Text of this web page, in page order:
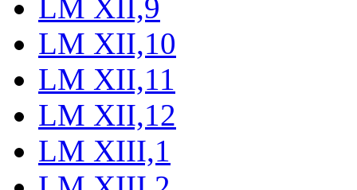
LM XII,9
LM XII,10
LM XII,11
LM XII,12
LM XIII,1